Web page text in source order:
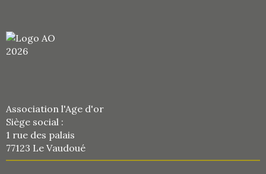
Association l'Age d'or
Siège social :
1 rue des palais
77123 Le Vaudoué